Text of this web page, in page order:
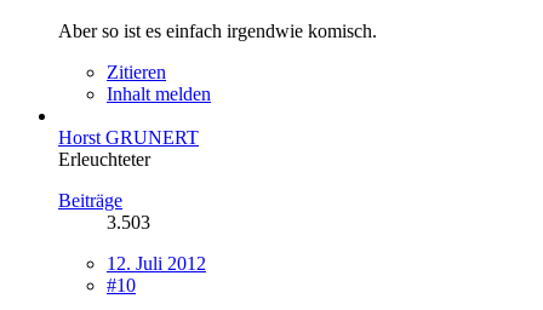
Aber so ist es einfach irgendwie komisch.
Zitieren
Inhalt melden
Horst GRUNERT
Erleuchteter
Beiträge
3.503
12. Juli 2012
#10